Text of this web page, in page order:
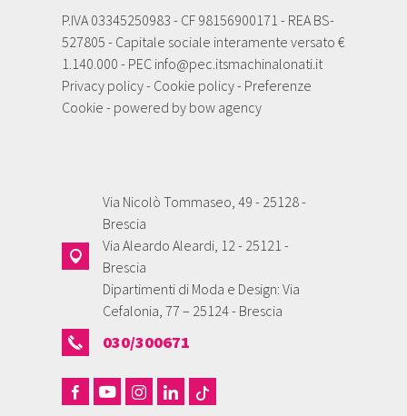
P.IVA 03345250983 - CF 98156900171 - REA BS-
527805 - Capitale sociale interamente versato €
1.140.000 - PEC info@pec.itsmachinalonati.it
Privacy policy- Cookie policy- Preferenze
Cookie - powered by bow agency
Via Nicolò Tommaseo, 49 - 25128 -
Brescia
Via Aleardo Aleardi, 12 - 25121 -
Brescia
Dipartimenti di Moda e Design: Via
Cefalonia, 77 – 25124 - Brescia
030/300671